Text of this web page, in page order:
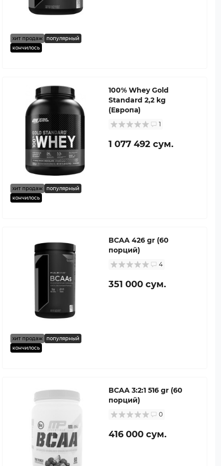
хит продаж
популярный
кончилось
хит продаж
популярный
кончилось
100% Whey Gold
Standard 2,2 kg
(Европа)
1
1 077 492 сум.
хит продаж
популярный
кончилось
BCAA 426 gr (60
порций)
4
351 000 сум.
BCAA 3:2:1 516 gr (60
порций)
0
416 000 сум.